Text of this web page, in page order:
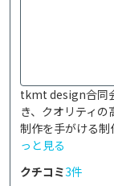
tkmt design合同
き、クオリティ
制作を手がける制
っと見る
クチコミ3件